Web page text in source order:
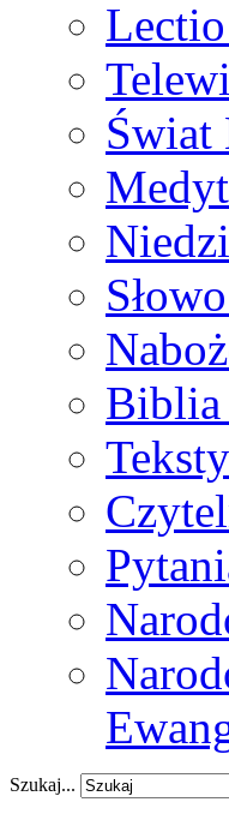
Świat
Biblia
Szukaj...